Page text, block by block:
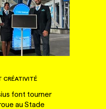
CRÉATIVITÉ
font tourner
au Stade